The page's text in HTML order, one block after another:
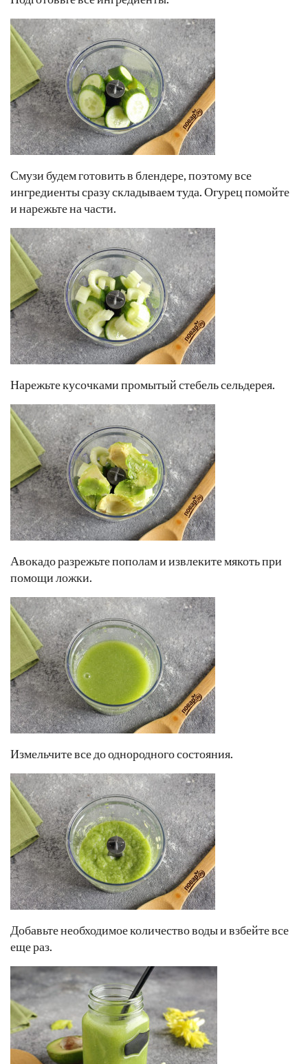
Смузи будем готовить в блендере, поэтому все
ингредиенты сразу складываем туда. Огурец помойте
и нарежьте на части.
Нарежьте кусочками промытый стебель сельдерея.
Авокадо разрежьте пополам и извлеките мякоть при
помощи ложки.
Измельчите все до однородного состояния.
Добавьте необходимое количество воды и взбейте все
еще раз.